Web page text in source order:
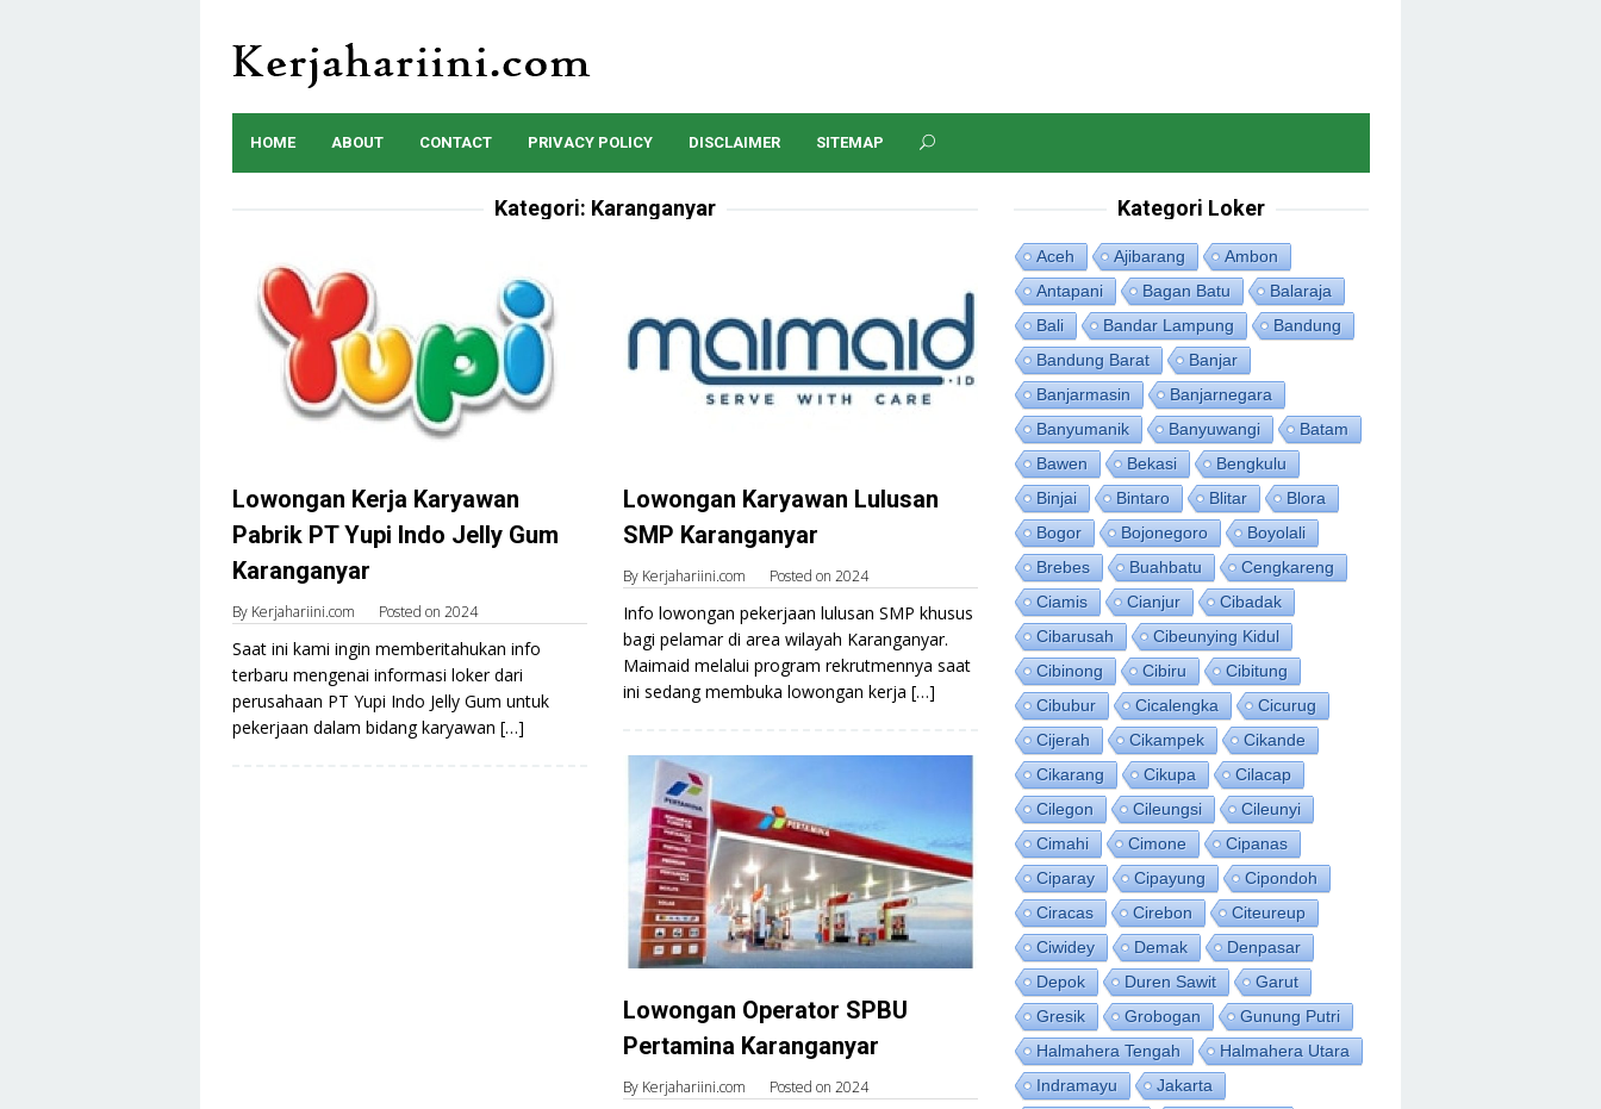
content
HOME ABOUT CONTACT PRIVACY POLICY DISCLAIMER SITEMAP
Kategori: Karanganyar
Lowongan Kerja Karyawan
Pabrik PT Yupi Indo Jelly Gum
Karanganyar
By Kerjahariini.com Posted on 2024
Saat ini kami ingin memberitahukan info
terbaru mengenai informasi loker dari
perusahaan PT Yupi Indo Jelly Gum untuk
pekerjaan dalam bidang karyawan […]
Lowongan Karyawan Lulusan
SMP Karanganyar
By Kerjahariini.com Posted on 2024
Info lowongan pekerjaan lulusan SMP khusus
bagi pelamar di area wilayah Karanganyar.
Maimaid melalui program rekrutmennya saat
ini sedang membuka lowongan kerja […]
Lowongan Operator SPBU
Pertamina Karanganyar
By Kerjahariini.com Posted on 2024
Kategori Loker
Aceh Ajibarang
Ambon
Antapani
Bagan Batu
Balaraja
Bali
Bandar Lampung
Bandung
Bandung Barat
Banjar
Banjarmasin
Banjarnegara
Banyumanik
Banyuwangi
Batam
Bawen
Bekasi
Bengkulu
Binjai
Bintaro Blitar
Blora
Bogor
Bojonegoro
Boyolali
Brebes
Buahbatu
Cengkareng
Ciamis
Cianjur
Cibadak
Cibarusah
Cibeunying Kidul
Cibinong
Cibiru
Cibitung
Cibubur
Cicalengka
Cicurug
Cijerah
Cikampek
Cikande
Cikarang
Cikupa
Cilacap
Cilegon
Cileungsi
Cileunyi
Cimahi
Cimone
Cipanas
Ciparay
Cipayung
Cipondoh
Ciracas
Cirebon
Citeureup
Ciwidey
Demak
Denpasar
Depok
Duren Sawit
Garut
Gresik
Grobogan
Gunung Putri
Halmahera Tengah
Halmahera Utara
Indramayu
Jakarta